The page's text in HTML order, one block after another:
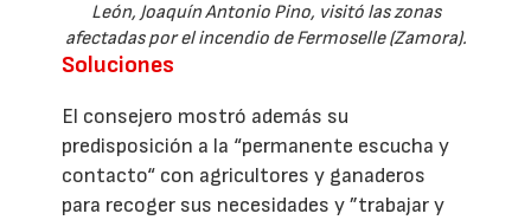
León, Joaquín Antonio Pino, visitó las zonas
afectadas por el incendio de Fermoselle (Zamora).
Soluciones
El consejero mostró además su
predisposición a la “permanente escucha y
contacto“ con agricultores y ganaderos
para recoger sus necesidades y ”trabajar y